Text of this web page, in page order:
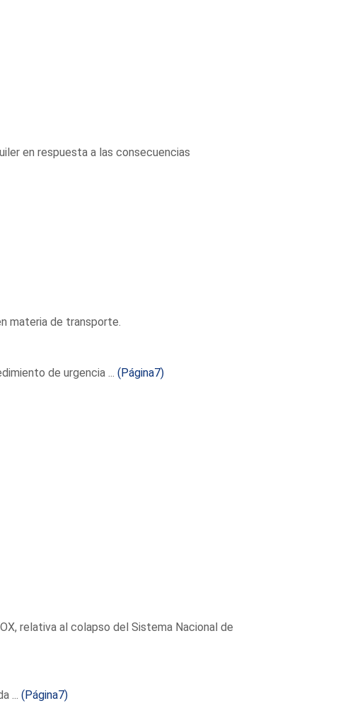
en respuesta a las consecuencias
materia de transporte.
de urgencia ... (Página7)
relativa al colapso del Sistema Nacional de
... (Página7)